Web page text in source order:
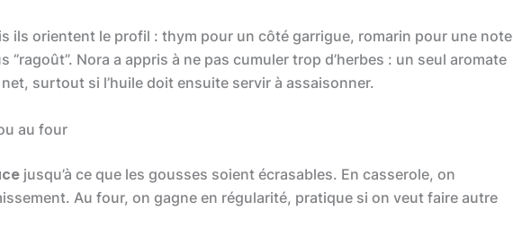
ils orientent le profil : thym pour un côté garrigue, romarin pour une note
Nora a appris à ne pas cumuler trop d’herbes : un seul aromate
surtout si l’huile doit ensuite servir à assaisonner.
au four
jusqu’à ce que les gousses soient écrasables. En casserole, on
Au four, on gagne en régularité, pratique si on veut faire autre